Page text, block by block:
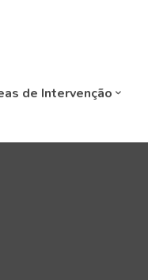
de Intervenção